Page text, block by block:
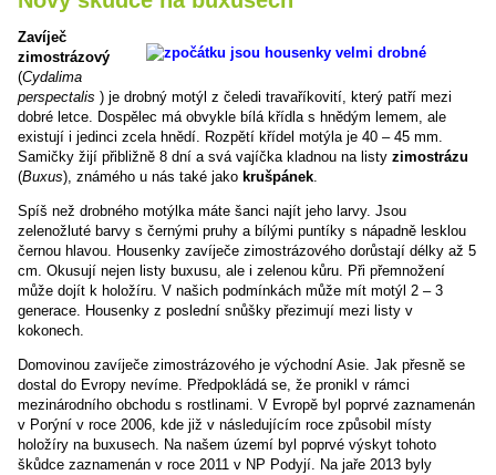
Zavíječ
zimostrázový
(Cydalima
perspectalis ) je drobný motýl z čeledi travaříkovití, který patří mezi
dobré letce. Dospělec má obvykle bílá křídla s hnědým lemem, ale
existují i jedinci zcela hnědí. Rozpětí křídel motýla je 40 – 45 mm.
Samičky žijí přibližně 8 dní a svá vajíčka kladnou na listy zimostrázu
(Buxus), známého u nás také jako krušpánek.
Spíš než drobného motýlka máte šanci najít jeho larvy. Jsou
zelenožluté barvy s černými pruhy a bílými puntíky s nápadně lesklou
černou hlavou. Housenky zavíječe zimostrázového dorůstají délky až 5
cm. Okusují nejen listy buxusu, ale i zelenou kůru. Při přemnožení
může dojít k holožíru. V našich podmínkách může mít motýl 2 – 3
generace. Housenky z poslední snůšky přezimují mezi listy v
kokonech.
Domovinou zavíječe zimostrázového je východní Asie. Jak přesně se
dostal do Evropy nevíme. Předpokládá se, že pronikl v rámci
mezinárodního obchodu s rostlinami. V Evropě byl poprvé zaznamenán
v Porýní v roce 2006, kde již v následujícím roce způsobil místy
holožíry na buxusech. Na našem území byl poprvé výskyt tohoto
škůdce zaznamenán v roce 2011 v NP Podyjí. Na jaře 2013 byly